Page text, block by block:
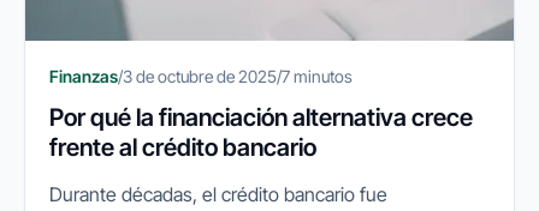
Finanzas/3 de octubre de 2025/7 minutos
Por qué la financiación alternativa crece
frente al crédito bancario
Durante décadas, el crédito bancario fue